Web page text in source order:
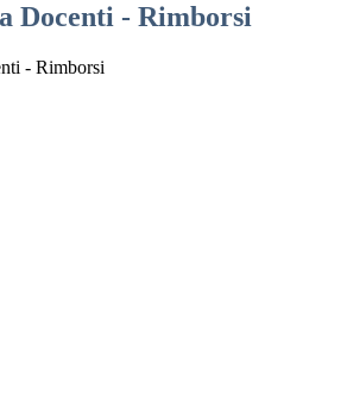
Docenti - Rimborsi
- Rimborsi